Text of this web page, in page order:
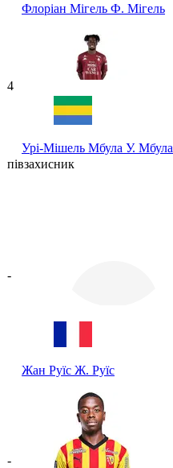
Флоріан Мігель Ф. Мігель
4
Урі-Мішель Мбула У. Мбула
півзахисник
-
Жан Руїс Ж. Руїс
-